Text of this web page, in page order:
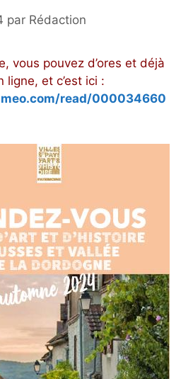
par Rédaction
vous pouvez d’ores et déjà
ligne, et c’est ici :
read/000034660